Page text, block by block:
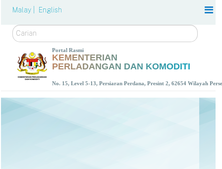
Malay | English
Carian
Portal Rasmi
KEMENTERIAN
PERLADANGAN DAN KOMODITI
No. 15, Level 5-13, Persiaran Perdana, Presint 2, 62654 Wilayah